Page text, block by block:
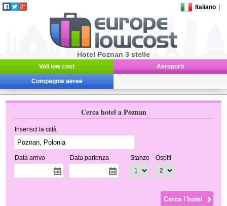
Italiano
Hotel Poznan 3 stelle
Voli low cost Aeroporti
Compagnie aeree
Cerca hotel a Poznan
Inserisci la città
Data arrivo Data partenza Stanze Ospiti